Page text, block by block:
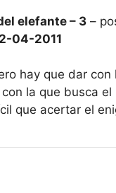
elefante – 3 –
04-2011
hay que dar con
la que busca el
que acertar el